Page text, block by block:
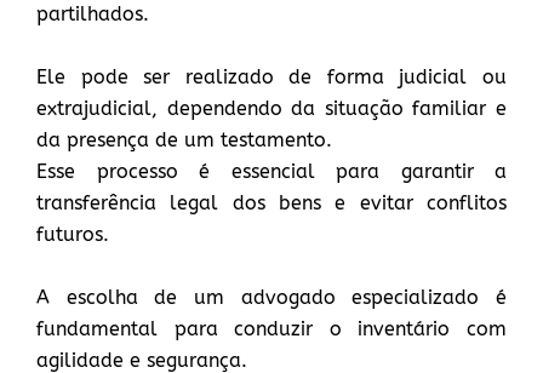
partilhados.
Ele pode ser realizado de forma judicial ou
extrajudicial, dependendo da situação familiar e
da presença de um testamento.
Esse processo é essencial para garantir a
transferência legal dos bens e evitar conflitos
futuros.
A escolha de um advogado especializado é
fundamental para conduzir o inventário com
agilidade e segurança.